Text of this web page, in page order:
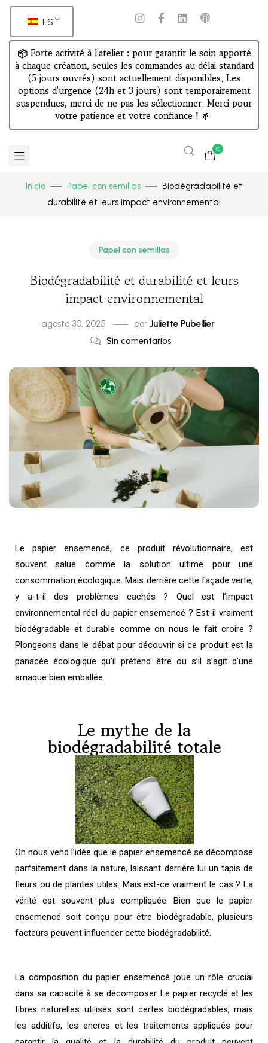
📦 Forte activité à l'atelier : pour garantir le soin apporté
à chaque création, seules les commandes au délai standard
(5 jours ouvrés) sont actuellement disponibles. Les
options d'urgence (24h et 3 jours) sont temporairement
suspendues, merci de ne pas les sélectionner. Merci pour
votre patience et votre confiance ! 🌱
ES
0
Inicio Papel con semillas
Biodégradabilité et
durabilité et leurs impact environnemental
Papel con semillas
Biodégradabilité et durabilité et leurs
impact environnemental
agosto 30, 2025 por Juliette Pubellier
Sin comentarios
Le papier ensemencé, ce produit révolutionnaire, est
souvent salué comme la solution ultime pour une
consommation écologique. Mais derrière cette façade verte,
y a-t-il des problèmes cachés ? Quel est l’impact
environnemental réel du papier ensemencé ? Est-il vraiment
biodégradable et durable comme on nous le fait croire ?
Plongeons dans le débat pour découvrir si ce produit est la
panacée écologique qu’il prétend être ou s’il s’agit d’une
arnaque bien emballée.
Le mythe de la
biodégradabilité totale
On nous vend l’idée que le papier ensemencé se décompose
parfaitement dans la nature, laissant derrière lui un tapis de
fleurs ou de plantes utiles. Mais est-ce vraiment le cas ? La
vérité est souvent plus compliquée. Bien que le papier
ensemencé soit conçu pour être biodégradable, plusieurs
facteurs peuvent influencer cette biodégradabilité.
La composition du papier ensemencé joue un rôle crucial
dans sa capacité à se décomposer. Le papier recyclé et les
fibres naturelles utilisés sont certes biodégradables, mais
les additifs, les encres et les traitements appliqués pour